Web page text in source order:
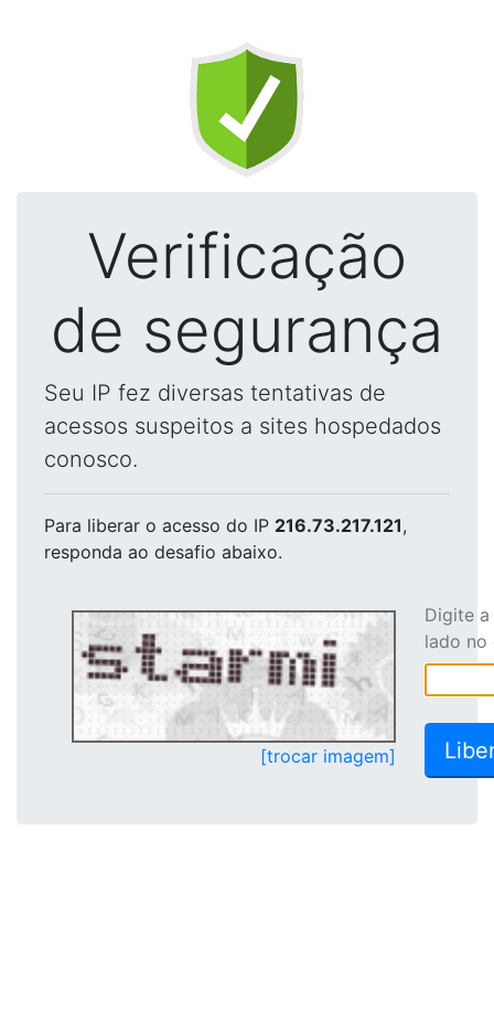
Verificação
de segurança
Seu IP fez diversas tentativas de
acessos suspeitos a sites hospedados
conosco.
Para liberar o acesso do IP 216.73.217.121,
responda ao desafio abaixo.
[trocar imagem]
Digite
lado no